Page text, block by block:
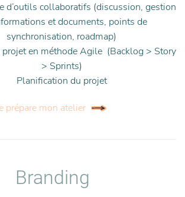
d’outils collaboratifs (discussion, gestion
et documents, points de
synchronisation, roadmap)
projet en méthode Agile (Backlog > Story
> Sprints)
Planification du projet
prépare mon atelier
Branding